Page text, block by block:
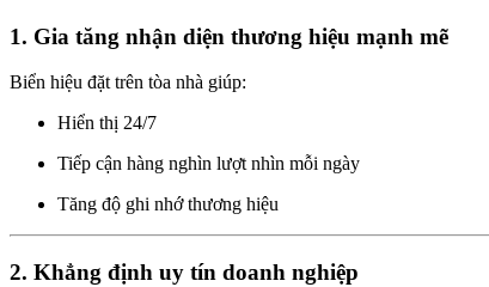
1. Gia tăng nhận diện thương hiệu mạnh mẽ
Biển hiệu đặt trên tòa nhà giúp:
Hiển thị 24/7
Tiếp cận hàng nghìn lượt nhìn mỗi ngày
Tăng độ ghi nhớ thương hiệu
2. Khẳng định uy tín doanh nghiệp